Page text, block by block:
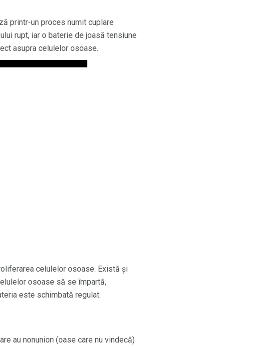
printr-un proces numit cuplare
rupt, iar o baterie de joasă tensiune
asupra celulelor osoase.
celulelor osoase. Există și
osoase să se împartă,
este schimbată regulat.
au nonunion (oase care nu vindecă)